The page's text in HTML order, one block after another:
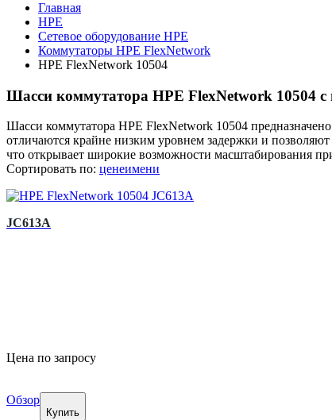
Главная
HPE
Сетевое оборудование HPE
Коммутаторы HPE FlexNetwork
HPE FlexNetwork 10504
Шасси коммутатора HPE FlexNetwork 10504
Шасси коммутатора HPE FlexNetwork 10504
отличаются крайне низким уровнем задержки и
что открывает широкие возможности масштабирования
Сортировать по: ценеимени
JC613A
Цена по запросу
Обзор
Купить